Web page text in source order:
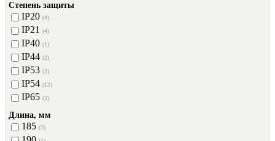
Степень защиты
IP20 (4)
IP21 (4)
IP40 (1)
IP44 (2)
IP53 (3)
IP54 (12)
IP65 (3)
Длина, мм
185 (3)